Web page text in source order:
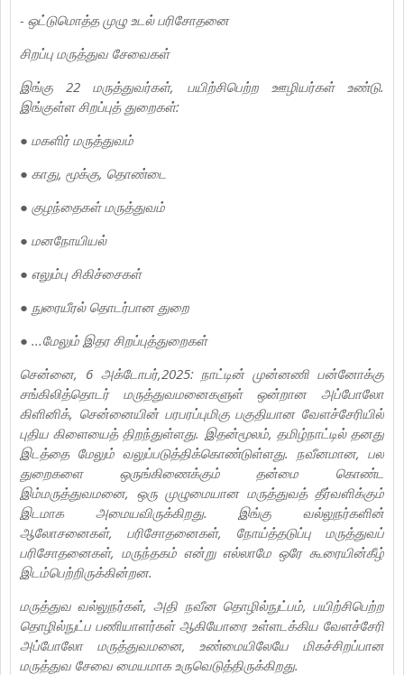
- ஒட்டுமொத்த முழு உடல் பரிசோதனை
சிறப்பு மருத்துவ சேவைகள்
இங்கு 22 மருத்துவர்கள், பயிற்சிபெற்ற ஊழியர்கள் உண்டு.
இங்குள்ள சிறப்புத் துறைகள்:
● மகளிர் மருத்துவம்
● காது, மூக்கு, தொண்டை
● குழந்தைகள் மருத்துவம்
● மனநோயியல்
● எலும்பு சிகிச்சைகள்
● நுரையீரல் தொடர்பான துறை
● ...மேலும் இதர சிறப்புத்துறைகள்
சென்னை, 6 அக்டோபர்,2025: நாட்டின் முன்னணி பன்னோக்கு
சங்கிலித்தொடர் மருத்துவமனைகளுள் ஒன்றான அப்போலோ
கிளினிக், சென்னையின் பரபரப்புமிகு பகுதியான வேளச்சேரியில்
புதிய கிளையைத் திறந்துள்ளது. இதன்மூலம், தமிழ்நாட்டில் தனது
இடத்தை மேலும் வலுப்படுத்திக்கொண்டுள்ளது. நவீனமான, பல
துறைகளை ஒருங்கிணைக்கும் தன்மை கொண்ட
இம்மருத்துவமனை, ஒரு முழுமையான மருத்துவத் தீர்வளிக்கும்
இடமாக அமையவிருக்கிறது. இங்கு வல்லுநர்களின்
ஆலோசனைகள், பரிசோதனைகள், நோய்த்தடுப்பு மருத்துவப்
பரிசோதனைகள், மருந்தகம் என்று எல்லாமே ஒரே கூரையின்கீழ்
இடம்பெற்றிருக்கின்றன.
மருத்துவ வல்லுநர்கள், அதி நவீன தொழில்நுட்பம், பயிற்சிபெற்ற
தொழில்நுட்ப பணியாளர்கள் ஆகியோரை உள்ளடக்கிய வேளச்சேரி
அப்போலோ மருத்துவமனை, உண்மையிலேயே மிகச்சிறப்பான
மருத்துவ சேவை மையமாக உருவெடுத்திருக்கிறது.